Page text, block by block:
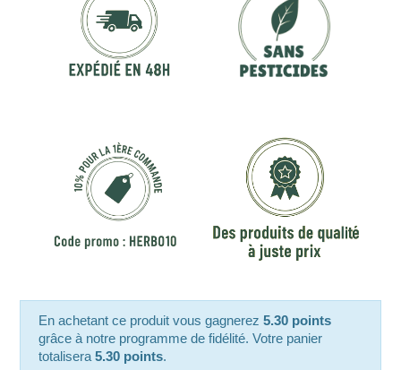
En achetant ce produit vous gagnerez5.30 points
grâce à notre programme de fidélité. Votre panier
totalisera5.30 points.